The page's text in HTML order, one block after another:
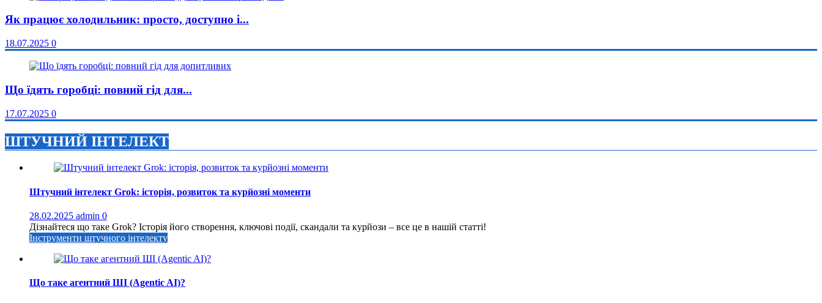
Як працює холодильник: просто, доступно і...
18.07.2025 0
Що їдять горобці: повний гід для...
17.07.2025 0
ШТУЧНИЙ ІНТЕЛЕКТ
Штучний інтелект Grok: історія, розвиток та курйозні моменти
28.02.2025 admin 0
Дізнайтеся що таке Grok? Історія його створення, ключові події, скандали та курйози – все це в нашій статті!
Інструменти штучного інтелекту
Що таке агентний ШІ (Agentic AI)?